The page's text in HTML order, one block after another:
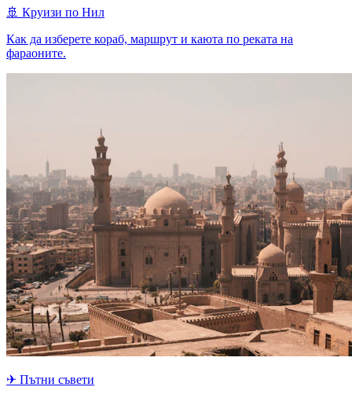
🚢 Круизи по Нил
Как да изберете кораб, маршрут и каюта по реката на
фараоните.
✈ Пътни съвети